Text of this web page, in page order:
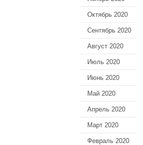
Октябрь 2020
Сентябрь 2020
Август 2020
Июль 2020
Июнь 2020
Май 2020
Апрель 2020
Март 2020
Февраль 2020